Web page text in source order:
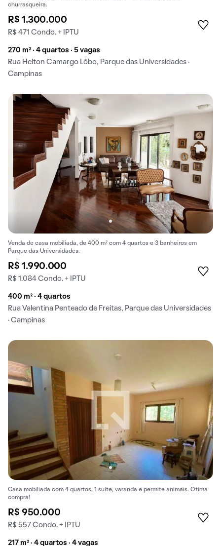
churrasqueira.
R$ 1.300.000
R$ 471 Condo. + IPTU
270 m² · 4 quartos · 5 vagas
Rua Helton Camargo Lôbo, Parque das Universidades ·
Campinas
Venda de casa mobiliada, de 400 m² com 4 quartos e 3 banheiros em
Parque das Universidades.
R$ 1.990.000
R$ 1.084 Condo. + IPTU
400 m² · 4 quartos
Rua Valentina Penteado de Freitas, Parque das Universidades
· Campinas
Casa mobiliada com 4 quartos, 1 suíte, varanda e permite animais. Ótima
compra!
R$ 950.000
R$ 557 Condo. + IPTU
217 m² · 4 quartos · 4 vagas